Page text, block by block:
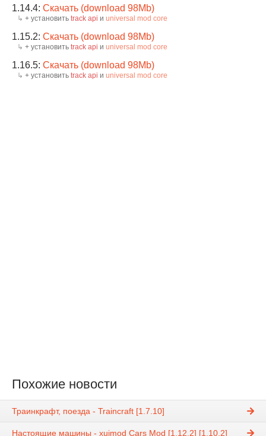
1.14.4: Скачать (download 98Mb)
+ установить track api и universal mod core
1.15.2: Скачать (download 98Mb)
+ установить track api и universal mod core
1.16.5: Скачать (download 98Mb)
+ установить track api и universal mod core
Похожие новости
Траинкрафт, поезда - Traincraft [1.7.10]
Настоящие машины - xujmod Cars Mod [1.12.2] [1.10.2]